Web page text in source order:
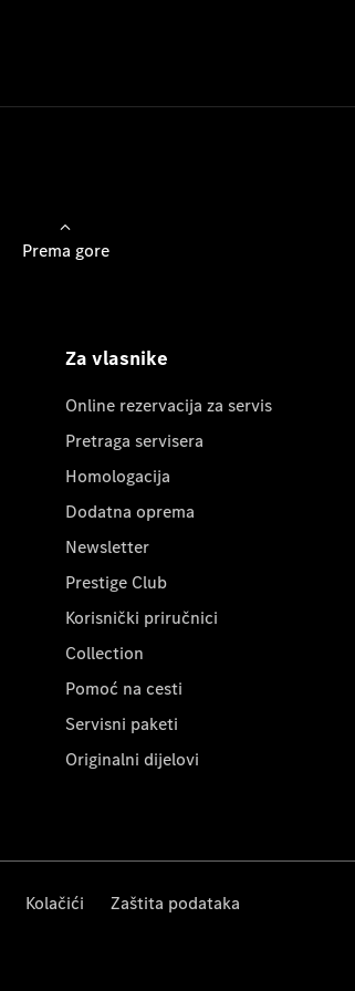
Prema gore
Za vlasnike
Online rezervacija za servis
Pretraga servisera
Homologacija
Dodatna oprema
Newsletter
Prestige Club
Korisnički priručnici
Collection
Pomoć na cesti
Servisni paketi
Originalni dijelovi
Kolačići Zaštita podataka